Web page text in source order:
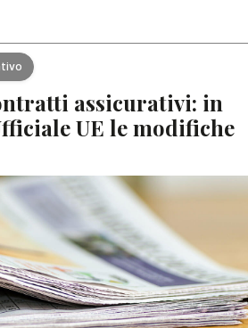
assicurativi: in
UE le modifiche